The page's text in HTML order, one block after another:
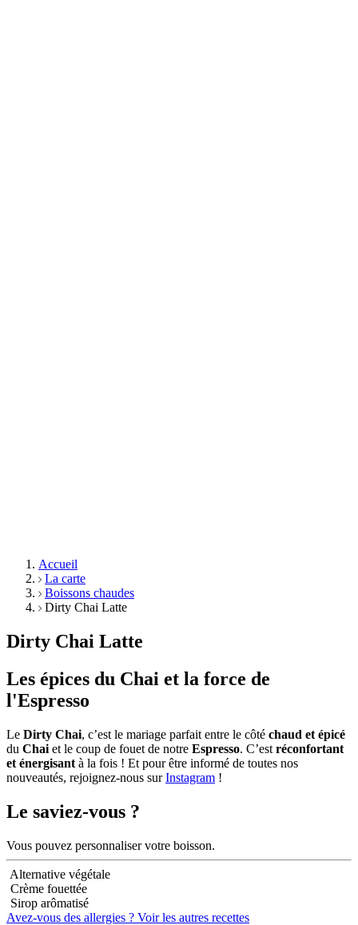
Accueil
La carte
Boissons chaudes
Dirty Chai Latte
Dirty Chai Latte
Les épices du Chai et la force de
l'Espresso
Le Dirty Chai, c’est le mariage parfait entre le côté chaud et épicé
du Chai et le coup de fouet de notre Espresso. C’est réconfortant
et énergisant à la fois ! Et pour être informé de toutes nos
nouveautés, rejoignez-nous surInstagram !
Le saviez-vous ?
Vous pouvez personnaliser votre boisson.
Alternative végétale
Crème fouettée
Sirop arômatisé
Avez-vous des allergies ? Voir les autres recettes